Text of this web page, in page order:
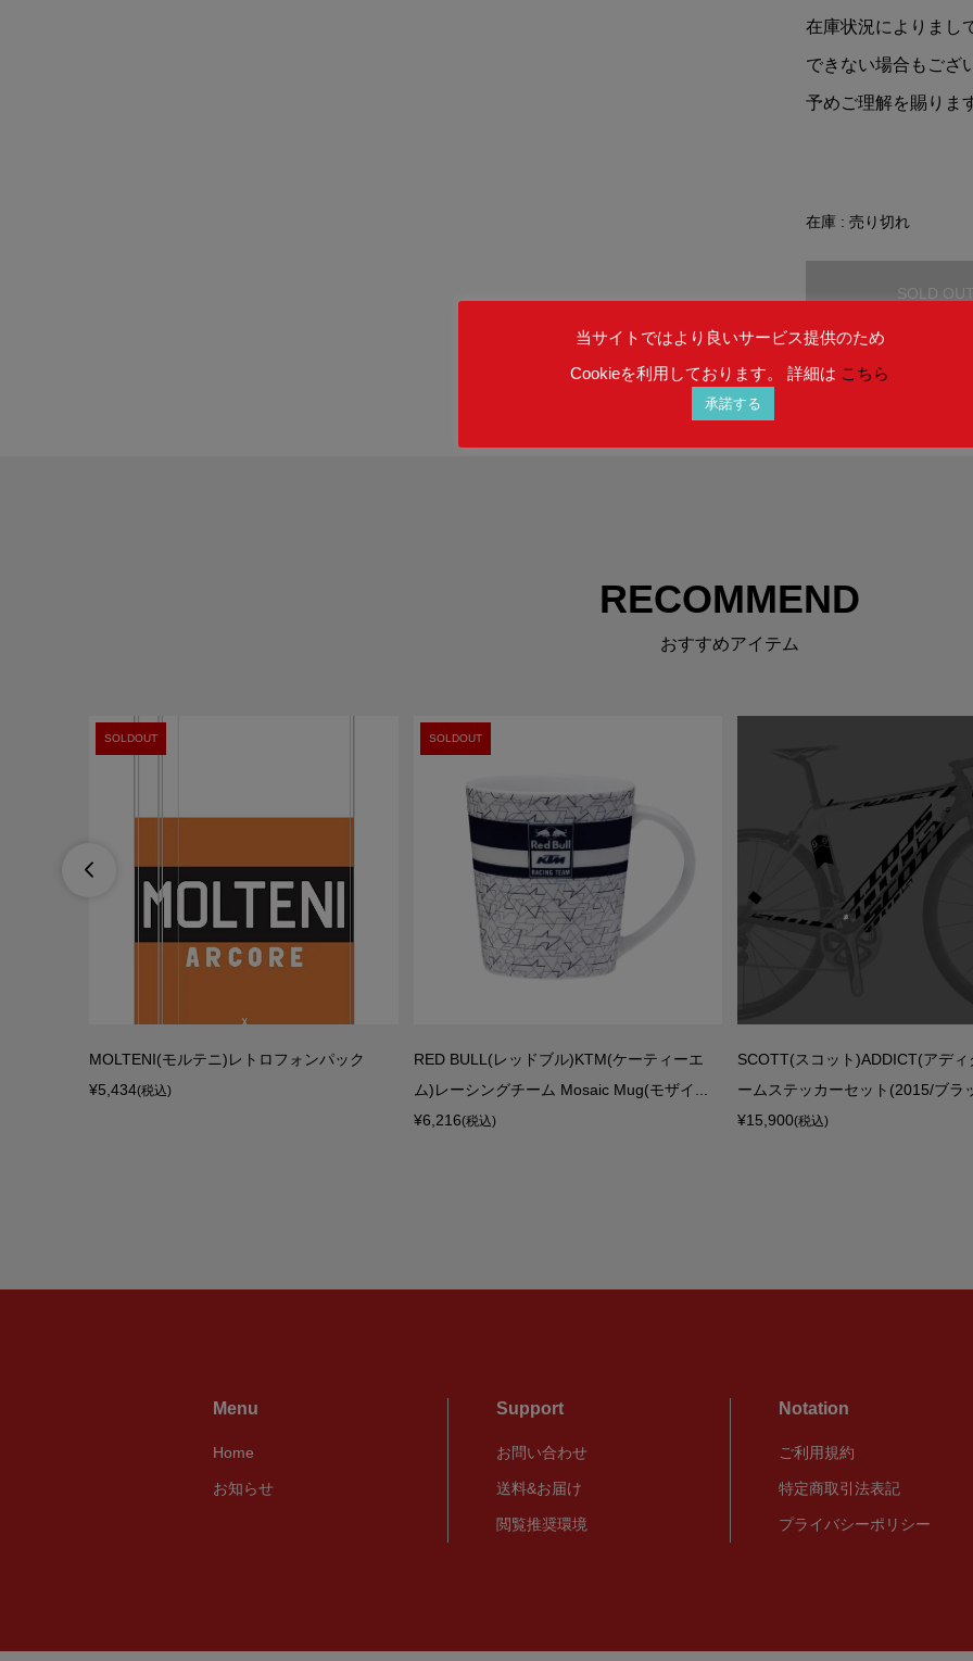
在庫状況によりまし
できない場合もござ
予めご理解を賜りま
在庫 : 売り切れ
SOLD
RECOMMEND
おすすめアイテム

SOLDOUT
MOLTENI(モルテニ)レトロフォンパック
¥5,434(税込)
SOLDOUT
RED BULL(レッドブル)KTM(ケーティーエ
ム)レーシングチーム Mosaic Mug(モザイ...
¥6,216(税込)
SCOTT(スコット)ADDICT(アディ
ームステッカーセット(2015/ブラ
¥15,900(税込)
Menu
Home
お知らせ
Support
お問い合わせ
送料&お届け
閲覧推奨環境
Notation
ご利用規約
特定商取引法表記
プライバシーポリシー
当サイトではより良いサービス提供のため
Cookieを利用しております。 詳細は こちら
承諾する